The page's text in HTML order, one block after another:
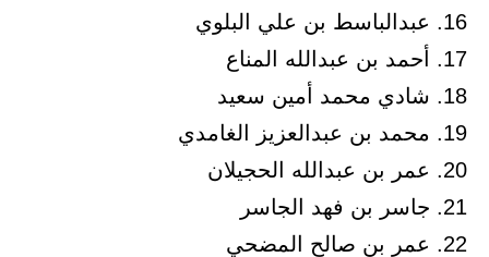
16. عبدالباسط بن علي البلوي
17. أحمد بن عبدالله المناع
18. شادي محمد أمين سعيد
19. محمد بن عبدالعزيز الغامدي
20. عمر بن عبدالله الحجيلان
21. جاسر بن فهد الجاسر
22. عمر بن صالح المضحي